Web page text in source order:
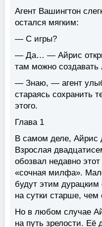
Агент Вашингтон
остался мягким:
— С игры?
— Да… — Айрис
там можно
— Знаю, — агент
стараясь сохранить
этого.
Глава 1
В самом деле, Айрис
Взрослая
обозвал недавно
«сочная милфа».
будут этим
на сутки старше, чем
Но в любом случае
на путь зрелости. Её